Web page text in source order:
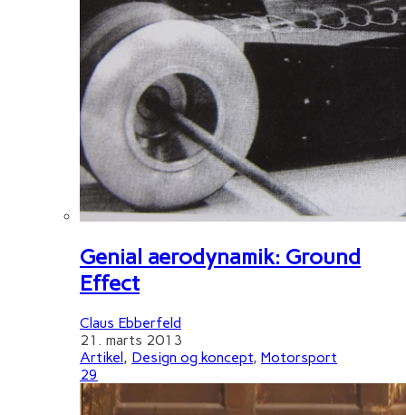
Genial aerodynamik: Ground
Effect
Claus Ebberfeld
21. marts 2013
Artikel, Design og koncept, Motorsport
29